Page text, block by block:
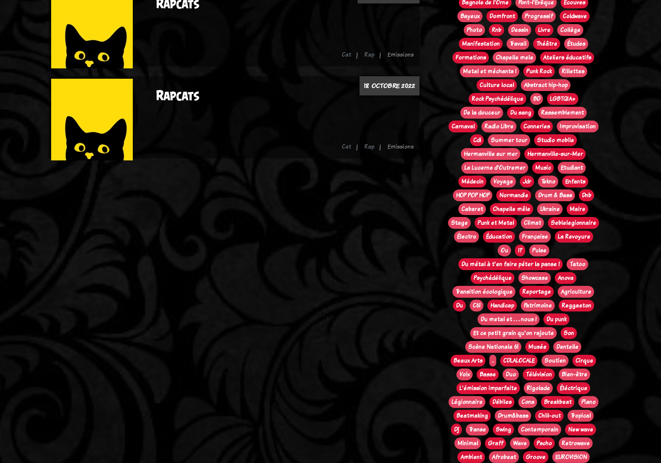
Rapcats
Cat Rap Emissions
18 OCTOBRE 2022
Rapcats
Cat Rap Emissions
Bagnole de l'Orne
Pont-l'Évêque
Ecouves
Bayeux
Domfront Progressif
Coldwave
Photo
Rnb Dessin Livre
Collège
Manifestation
Travail Théâtre
Études
Formations
Chapelle mele
Ateliers éducatifs
Metal et méchants !
Punk Rock
Rillettes
Culture local
Abstract hip-hop
Rock Psychédélique
BD
LGBTQIA+
De la douceur
Du sang
Rassemblement
Carnaval
Radio Libre Conneries
Improvisation
Cdl
Summer tour
Studio mobile
Hermanville sur mer
Hermanville-sur-Mer
La Lucerne d'Outremer
Music
Etudiant
Médecin
Voyage Jdr Tekno
Enfants
HOP POP HOP
Normandie Drum & Bass
Dnb
Cabaret
Chapelle mêle Ukraine
Maire
Stage
Punk et Metal Climat
Seblelegionnaire
Électro
Éducation Française
La Revoyure
Ou
!?
Pulse
Du métal à t'en faire péter la panse !
Tatoo
Psychédélique
Showcase
Anova
Transition écologique
Reportage
Agriculture
Du
C61 Handicap Patrimoine
Reggaeton
Du metal et . . . nous !
Du punk
Et ce petit grain qu'on rajoute
Son
Scène Nationale 61
Musée
Dentelle
Beaux Arts
. CDLALOCALE Soutien
Cirque
Voix
Basse Duo Télévision
Bien-être
L'émission imparfaite
Rigolade
Éléctrique
Légionnaire
Débiles Cons Breakbeat
Piano
Beatmaking
Drum&bass Chill-out
Tropical
Dj
Transe Swing Contemporain
New wave
Minimal
Graff Wave Pscho
Retrowave
Ambient
Afrobeat Groove
EUROVISION